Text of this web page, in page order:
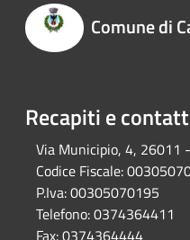
Comune di
Recapiti e
Via Municipio, 4, 26011
Codice Fiscale:
P.Iva:00305070195
Telefono:0374364411
Fax:0374364444